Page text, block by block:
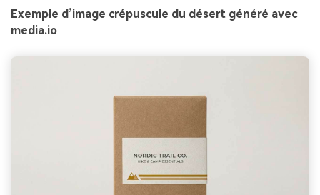
Exemple d’image crépuscule du désert généré avec
media.io